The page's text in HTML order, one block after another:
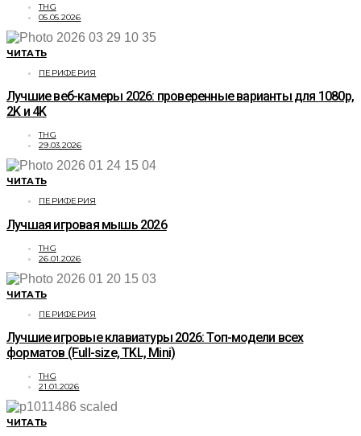
THG
05.05.2026
ЧИТАТЬ
ПЕРИФЕРИЯ
Лучшие веб-камеры 2026: проверенные варианты для 1080p,
2K и 4K
THG
29.03.2026
ЧИТАТЬ
ПЕРИФЕРИЯ
Лучшая игровая мышь 2026
THG
26.01.2026
ЧИТАТЬ
ПЕРИФЕРИЯ
Лучшие игровые клавиатуры 2026: Топ-модели всех
форматов (Full-size, TKL, Mini)
THG
21.01.2026
ЧИТАТЬ